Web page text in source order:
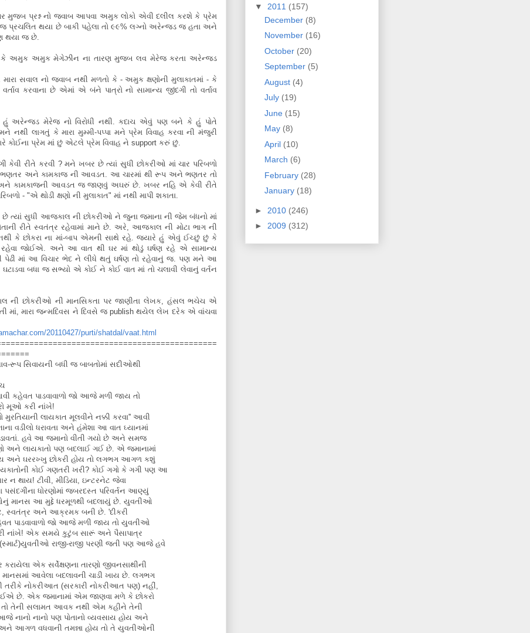
મુજબ પ્રશ્ન નો જવાબ આપવા અમુક લોકો એવી દલીલ કરશે કે પ્રેમ
જ પ્રચલિત થયા છે બાકી પહેલા તો ૯૯% લગ્નો અરેન્જડ જ હતા અને
થયા જ છે.
કે અમુક અમુક મેગેઝીન ના તારણ મુજબ લવ મેરેજ કરતા અરેન્જડ
સવાલ નો જવાબ નથી મળતો કે - અમુક ક્ષણોની મુલાકાતમાં - કે
કરવાના છે એમાં એ બંને પાત્રો નો સામાન્ય જીંદગી તો વર્તાવ
કે હું અરેન્જડ મેરેજ નો વિરોધી નથી. કદાચ એવું પણ બને કે હું પોતે
લાગતું કે મારા મુમ્મી-પપ્પા મને પ્રેમ વિવાહ કરવા ની મંજુરી
પ્રેમ માં છું એટલે પ્રેમ વિવાહ ને support કરું છું.
કેવી રીતે કરવી ? મને ખબર છે ત્યાં સુધી છોકરીઓ માં ચાર પરિબળો
ભણતર અને કામકાજ ની આવડત. આ ચારમાં થી રૂપ અને ભણતર તો
કામકાજની આવડત જ જાણવું અઘરું છે. ખબર નહિ એ કેવી રીતે
- "એ થોડી ક્ષણો ની મુલાકાત" માં નથી માપી શકાતા.
ત્યાં સુધી આજકાલ ની છોકરીઓ ને જુના જમાના ની જેમ બંધનો માં
રીતે સ્વતંત્ર રહેવામાં માને છે. અરે, આજકાલ ની મોટા ભાગ ની
કે છોકરા ના માં-બાપ એમની સાથે રહે. જ્યારે હું એવું ઈચ્છું છું કે
જ રહેવા જોઈએ. અને આ વાત થી ઘર માં થોડું ઘર્ષણ રહે એ સામાન્ય
માં આ વિચાર ભેદ ને લીધે થતું ઘર્ષણ તો રહેવાનું જ. પણ મને આ
બધા જ સભ્યો એ કોઈ ને કોઈ વાત માં તો ચલાવી લેવાનું વર્તન
ની છોકરીઓ ની માનસિકતા પર જાણીતા લેખક, હંસલ ભચેચ એ
માં, મારા જન્મદિવસ ને દિવસે જ publish થયેલ લેખ દરેક એ વાંચવા
20110427/purti/shatdal/vaat.html
રૂપ સિવાયની બધી જ બાબતોમાં સદીઓથી
કહેવત પાડવાવાળો જો આજે મળી જાય તો
મૂઓ કરી નાંખે!
મુરતિયાની લાયકાત મૂલવીને નક્કી કરવા'' આવી
વડીલો ધરાવતા અને હંમેશા આ વાત ઘ્યાનમાં
હવે આ જમાનો વીતી ગયો છે અને સમજ
અને લાયકાતો પણ બદલાઈ ગઈ છે. એ જમાનામાં
અને ઘરરખ્ખુ છોકરી હોય તો લગભગ આગળ કશું
કોઈ ગણતરી ખરી? કોઈ ગગો કે ગગી પણ આ
ન થાય! ટીવી, મીડિયા, ઇન્ટરનેટ જેવા
પસંદગીના ધોરણોમાં જબરદસ્ત પરિવર્તન આણ્યું
માનસ આ મુદ્દે ધરમૂળથી બદલાયું છે. યુવતીઓ
સ્વતંત્ર અને આક્રમક બની છે. 'દીકરી
પાડવાવાળો જો આજે મળી જાય તો યુવતીઓ
નાંખે! એક સમયે કુટુંબ સારૂં અને પૈસાપાત્ર
રાજી-રાજી પરણી જતી પણ આજે હવે
એક સર્વેક્ષણના તારણો જીવનસાથીની
માનસમાં આવેલા બદલાવની ચાડી ખાય છે. લગભગ
નોકરીઆત (સરકારી નોકરીઆત પણ) નહીં,
છે. એક જમાનામાં એમ જાણવા મળે કે છોકરો
તો તેની સલામત આવક નથી એમ કહીને તેની
નાનો નાનો પણ પોતાનો વ્યવસાય હોય અને
અને આગળ વધવાની તમન્ના હોય તો તે યુવતીઓની
▼ 2011 (157)
December (8)
November (16)
October (20)
September (5)
August (4)
July (19)
June (15)
May (8)
April (10)
March (6)
February (28)
January (18)
► 2010 (246)
► 2009 (312)